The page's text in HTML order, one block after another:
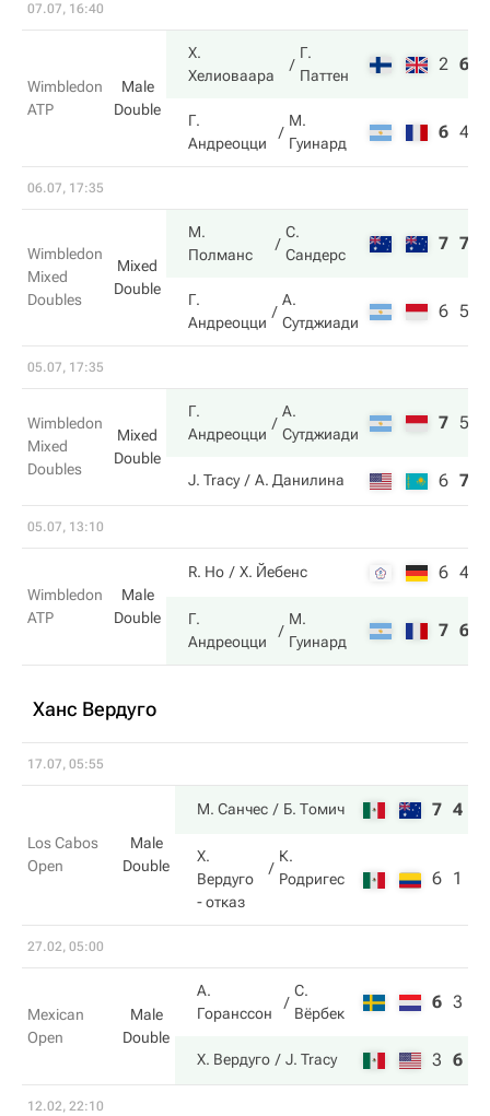
07.07, 16:40
Wimbledon
ATP
Male
Double
Х.
Хелиоваара
Г.
Паттен
2 6
Г.
Андреоцци
М.
Гуинард
6 4
06.07, 17:35
Wimbledon
Mixed
Doubles
Mixed
Double
М.
Полманс
С.
Сандерс
7 7
Г.
Андреоцци
А.
Сутджиади
6 5
05.07, 17:35
Wimbledon
Mixed
Doubles
Mixed
Double
Г.
Андреоцци
А.
Сутджиади
7 5
J. Tracy А. Данилина 6 7
05.07, 13:10
Wimbledon
ATP
Male
Double
R. Ho Х. Йебенс 6 4
Г.
Андреоцци
М.
Гуинард
7 6
Ханс Вердуго
17.07, 05:55
Los Cabos
Open
Male
Double
М. Санчес Б. Томич 7 4
Х.
Вердуго
К.
Родригес
- отказ
6 1
27.02, 05:00
Mexican
Open
Male
Double
А.
Горанссон
С.
Вёрбек
6 3
Х. Вердуго J. Tracy 3 6
12.02, 22:10